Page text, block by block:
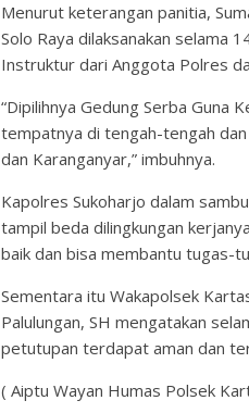
Menurut keterangan panitia,
Solo Raya dilaksanakan selama
Instruktur dari Anggota Polres
“Dipilihnya Gedung Serba Guna
tempatnya di tengah-tengah dan
dan Karanganyar,” imbuhnya.
Kapolres Sukoharjo dalam
tampil beda dilingkungan
baik dan bisa membantu tugas-
Sementara itu Wakapolsek
Palulungan, SH mengatakan
petutupan terdapat aman dan
( Aiptu Wayan Humas Polsek